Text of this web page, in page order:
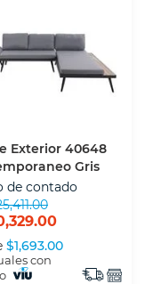
Exterior 40648
Gris
de contado
$1,693.00
con